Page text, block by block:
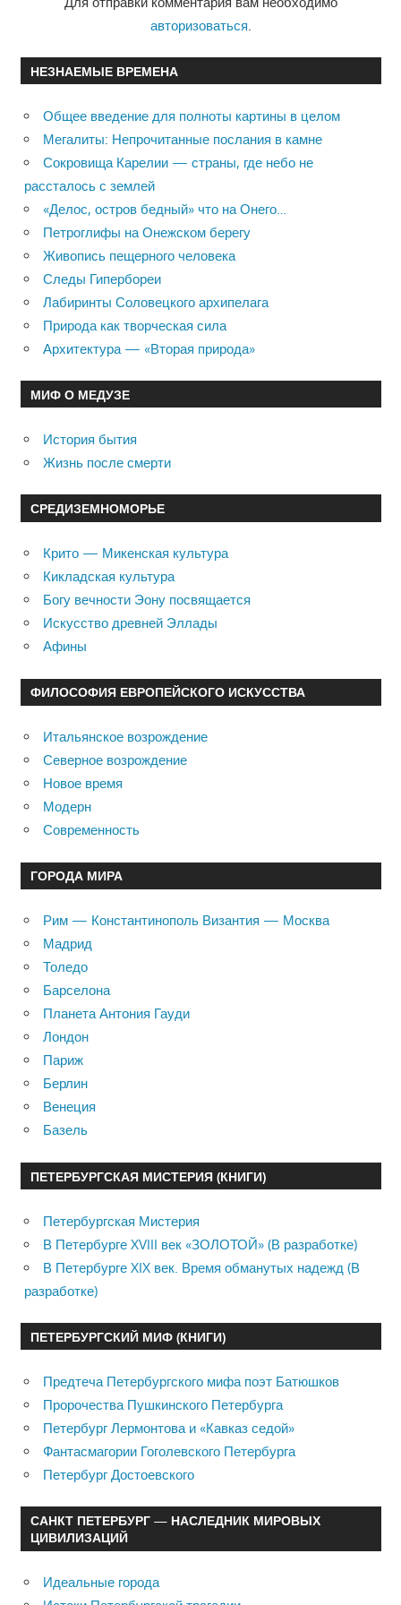
авторизоваться
НЕЗНАЕМЫЕ ВРЕМЕНА
Общее введение для полноты картины в целом
Мегалиты: Непрочитанные послания в камне
Сокровища Карелии — страны, где небо не
рассталось с землей
«Делос, остров бедный» что на Онего…
Петроглифы на Онежском берегу
Живопись пещерного человека
Следы Гипербореи
Лабиринты Соловецкого архипелага
Природа как творческая сила
Архитектура — «Вторая природа»
МИФ О МЕДУЗЕ
История бытия
Жизнь после смерти
СРЕДИЗЕМНОМОРЬЕ
Крито — Микенская культура
Кикладская культура
Богу вечности Эону посвящается
Искусство древней Эллады
Афины
ФИЛОСОФИЯ ЕВРОПЕЙСКОГО ИСКУССТВА
Итальянское возрождение
Северное возрождение
Новое время
Модерн
Современность
ГОРОДА МИРА
Рим — Константинополь Византия — Москва
Мадрид
Толедо
Барселона
Планета Антония Гауди
Лондон
Париж
Берлин
Венеция
Базель
ПЕТЕРБУРГСКАЯ МИСТЕРИЯ (КНИГИ)
Петербургская Мистерия
В Петербурге XVIII век «ЗОЛОТОЙ» (В разработке)
В Петербурге XIX век. Время обманутых надежд (В
разработке)
ПЕТЕРБУРГСКИЙ МИФ (КНИГИ)
Предтеча Петербургского мифа поэт Батюшков
Пророчества Пушкинского Петербурга
Петербург Лермонтова и «Кавказ седой»
Фантасмагории Гоголевского Петербурга
Петербург Достоевского
САНКТ ПЕТЕРБУРГ — НАСЛЕДНИК МИРОВЫХ
ЦИВИЛИЗАЦИЙ
Идеальные города